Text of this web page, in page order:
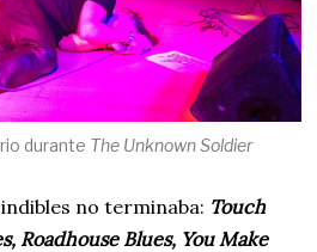
durante The Unknown Soldier
no terminaba: Touch
Roadhouse Blues, You Make